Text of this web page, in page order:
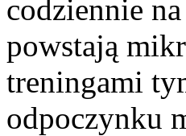
codziennie
powstają
treningami
odpoczynku